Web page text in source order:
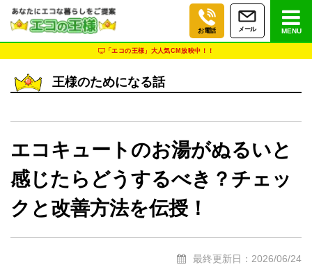
お電話 メール MENU
「エコの王様」大人気CM放映中！！
王様のためになる話
エコキュートのお湯がぬるいと
感じたらどうするべき？チェッ
クと改善方法を伝授！
最終更新日：2026/06/24